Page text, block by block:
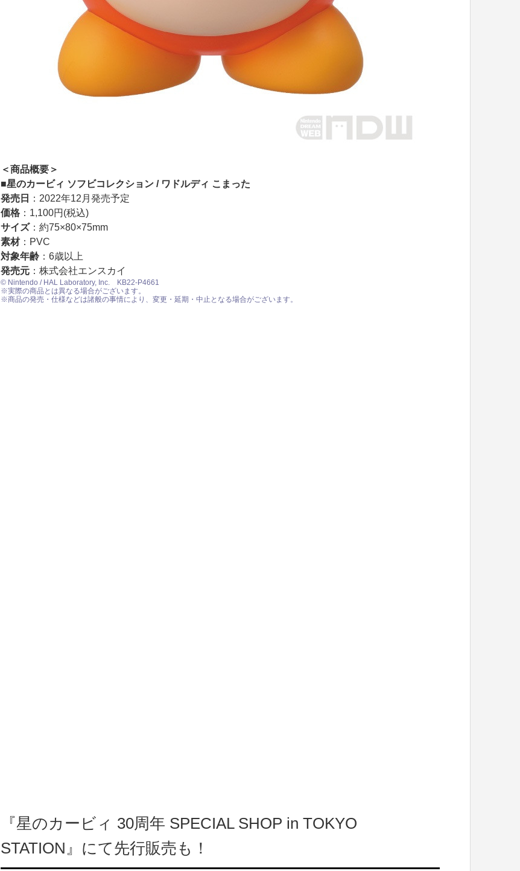
＜商品概要＞
■星のカービィ ソフビコレクション / ワドルディ こまった
発売日
：2022年12月発売予定
価格：1,100円(税込)
サイズ：約75×80×75mm
素材：PVC
対象年齢：6歳以上
発売元：株式会社エンスカイ
©︎ Nintendo / HAL Laboratory, Inc. KB22-P4661
※実際の商品とは異なる場合がございます。
※商品の発売・仕様などは諸般の事情により、変更・延期・中止となる場合がございます。
『星のカービィ 30周年 SPECIAL SHOP in TOKYO
STATION』にて先行販売も！